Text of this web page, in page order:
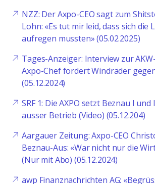
NZZ: Der Axpo-CEO sagt zum
Lohn: «Es tut mir leid, dass sich die
aufregen mussten» (05.02.2025)
Tages-Anzeiger: Interview zur
Axpo-Chef fordert Windräder
(05.12.2024)
SRF 1: Die AXPO setzt Beznau I und
ausser Betrieb (Video) (05.12.204)
Aargauer Zeitung: Axpo-CEO
Beznau-Aus: «War nicht nur die
(Nur mit Abo) (05.12.2024)
awp Finanznachrichten AG: